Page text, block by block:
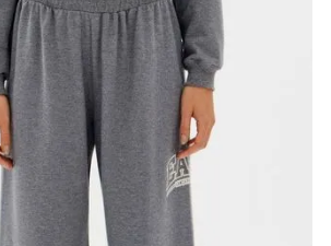
º
blusa
calca
º
vestido curto
º
bota
º
t shirt
regata